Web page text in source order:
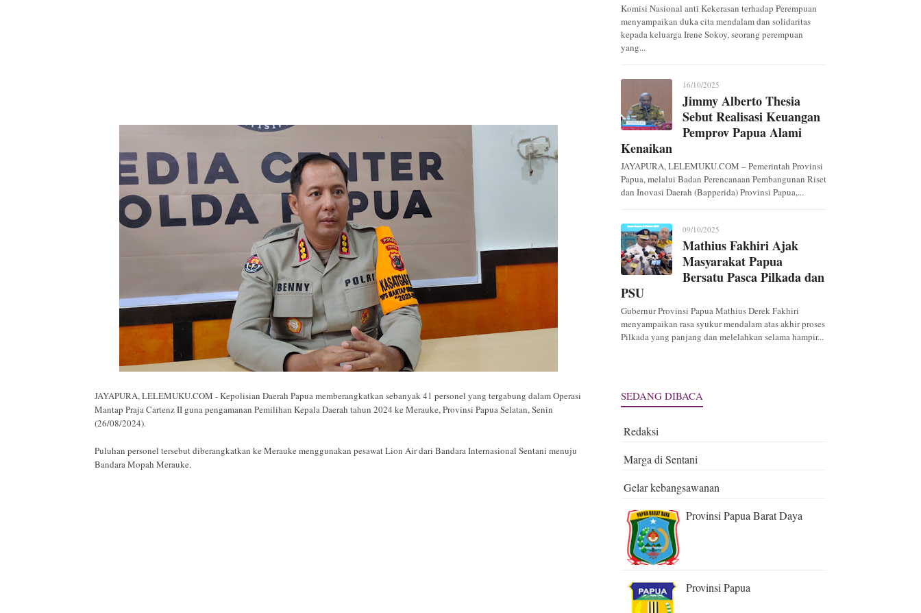
JAYAPURA, LELEMUKU.COM - Kepolisian Daerah Papua memberangkatkan sebanyak 41 personel yang tergabung dalam Operasi
Mantap Praja Cartenz II guna pengamanan Pemilihan Kepala Daerah tahun 2024 ke Merauke, Provinsi Papua Selatan, Senin
(26/08/2024).
Puluhan personel tersebut diberangkatkan ke Merauke menggunakan pesawat Lion Air dari Bandara Internasional Sentani menuju
Bandara Mopah Merauke.
Komisi Nasional anti Kekerasan terhadap Perempuan
menyampaikan duka cita mendalam dan solidaritas
kepada keluarga Irene Sokoy, seorang perempuan
yang...
16/10/2025
Jimmy Alberto Thesia
Sebut Realisasi Keuangan
Pemprov Papua Alami
Kenaikan
JAYAPURA, LELEMUKU.COM – Pemerintah Provinsi
Papua, melalui Badan Perencanaan Pembangunan Riset
dan Inovasi Daerah (Bapperida) Provinsi Papua,...
09/10/2025
Mathius Fakhiri Ajak
Masyarakat Papua
Bersatu Pasca Pilkada dan
PSU
Gubernur Provinsi Papua Mathius Derek Fakhiri
menyampaikan rasa syukur mendalam atas akhir proses
Pilkada yang panjang dan melelahkan selama hampir...
SEDANG DIBACA
Redaksi
Marga di Sentani
Gelar kebangsawanan
Provinsi Papua Barat Daya
Provinsi Papua